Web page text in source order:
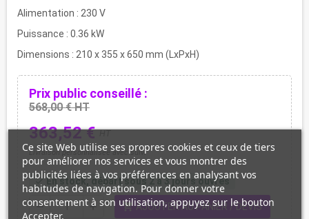
Alimentation : 230 V
Puissance : 0.36 kW
Dimensions : 210 x 355 x 650 mm (LxPxH)
Prix public conseillé :
568,00 € HT
363,52 €
Livraison personnalisée avec suivi
checkEn stock, départ sous 2 à 3 jours ouvrés
remove add shopping_cart AJOUTER AU PANIER / DEVIS
Ce site Web utilise ses propres cookies et ceux de tiers
pour améliorer nos services et vous montrer des
publicités liées à vos préférences en analysant vos
habitudes de navigation. Pour donner votre
consentement à son utilisation, appuyez sur le bouton
Accepter.